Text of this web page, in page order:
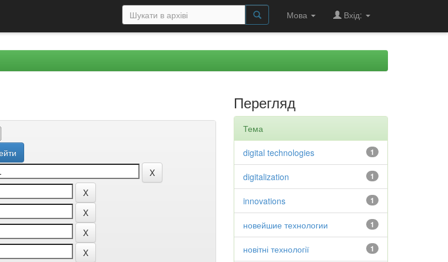
Мова Вхід:
Перегляд
Тема
1
digital technologies
1
digitalization
1
innovations
1
новейшие технологии
1
новітні технології